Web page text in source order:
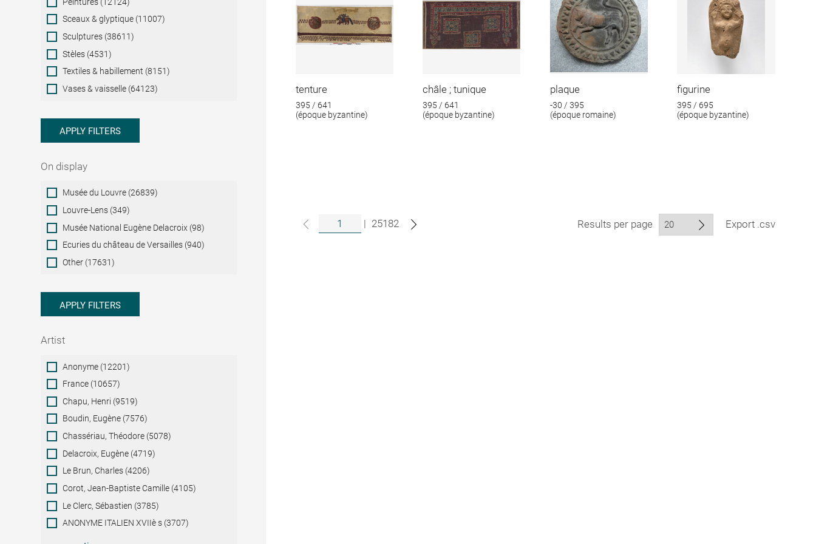
Sceaux & glyptique (11007)
Sculptures (38611)
Stèles (4531)
Textiles & habillement (8151)
Vases & vaisselle (64123)
APPLY FILTERS
On display
On
display
Musée du Louvre (26839)
Louvre-Lens (349)
Musée National Eugène Delacroix (98)
Ecuries du château de Versailles (940)
Other (17631)
APPLY FILTERS
Artist
ArtistAnonyme (12201)
France (10657)
Chapu, Henri (9519)
Boudin, Eugène (7576)
Chassériau, Théodore (5078)
Delacroix, Eugène (4719)
Le Brun, Charles (4206)
Corot, Jean-Baptiste Camille (4105)
Le Clerc, Sébastien (3785)
ANONYME ITALIEN XVIIè s (3707)
tenture
395 / 641
(époque byzantine)
châle ; tunique
395 / 641
(époque byzantine)
plaque
-30 / 395
(époque romaine)
figurine
395 / 695
(époque byzantine)
| 25182 Results per page Export .csv